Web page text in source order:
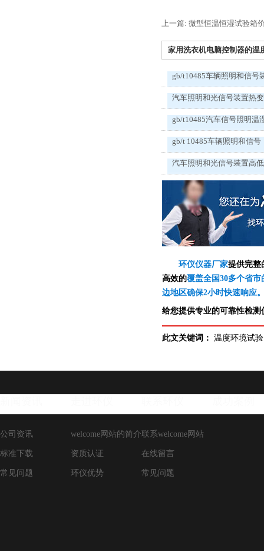
上一篇: 微型恒温恒湿试验箱
家用洗衣机电脑控制器的温
gb/t10485车辆照明和信号
汽车照明和光信号装置热
gb/t10485汽车信号照明温
gb/t 10485车辆照明和信号
汽车照明和光信号装置高
环仪仪器厂家提供完整
高效的覆盖全国30多个省
边地区确保2小时快速响应
给您提供专业的可靠性检测
此文关键词： 温度环境试验
公司资讯
标准下载
常见问题
welcome网站的简介
资质认证
环仪优势
联系welcome网站
在线留言
常见问题